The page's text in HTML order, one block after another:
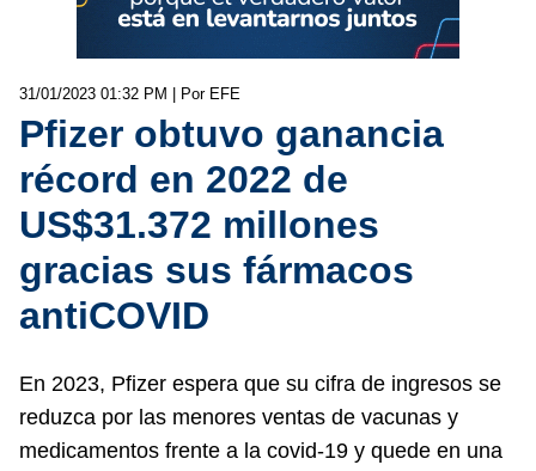
31/01/2023 01:32 PM | Por EFE
Pfizer obtuvo ganancia
récord en 2022 de
US$31.372 millones
gracias sus fármacos
antiCOVID
En 2023, Pfizer espera que su cifra de ingresos se
reduzca por las menores ventas de vacunas y
medicamentos frente a la covid-19 y quede en una